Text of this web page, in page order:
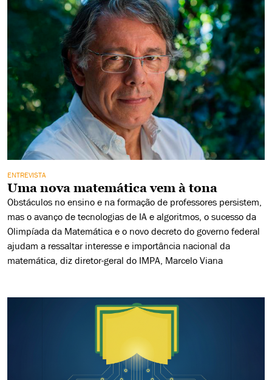
ENTREVISTA
Uma nova matemática vem à tona
Obstáculos no ensino e na formação de professores persistem,
mas o avanço de tecnologias de IA e algoritmos, o sucesso da
Olimpíada da Matemática e o novo decreto do governo federal
ajudam a ressaltar interesse e importância nacional da
matemática, diz diretor-geral do IMPA, Marcelo Viana